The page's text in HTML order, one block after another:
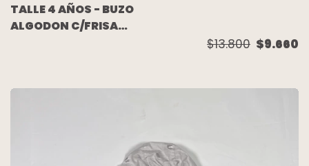
TALLE 4 AÑOS - BUZO
ALGODON C/FRISA
$13.800 $9.660